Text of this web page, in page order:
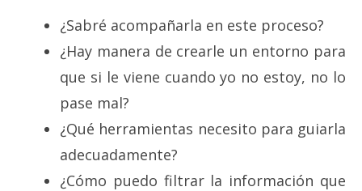
¿Sabré acompañarla en este proceso?
¿Hay manera de crearle un entorno para
que si le viene cuando yo no estoy, no lo
pase mal?
¿Qué herramientas necesito para guiarla
adecuadamente?
¿Cómo puedo filtrar la información que